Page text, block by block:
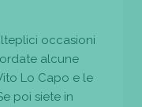
occasioni
alcune
Lo Capo e le
poi siete in